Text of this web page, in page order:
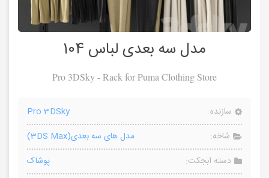
مدل سه بعدی لباس 104
Pro 3DSky - Rack for Puma Clothing Store
سازنده:
Pro 3DSky
شاخه:
مدل های سه بعدی(3DS Max)
دسته ابجکت:
پوشاک